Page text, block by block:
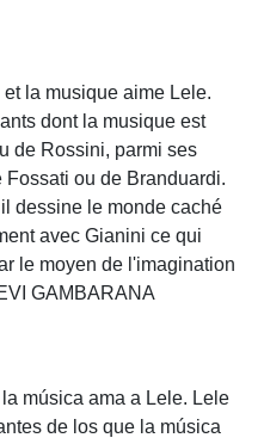
la musique aime Lele.
dont la musique est
de Rossini, parmi ses
Fossati ou de Branduardi.
dessine le monde caché
avec Gianini ce qui
le moyen de l'imagination
GAMBARANA
música ama a Lele. Lele
de los que la música